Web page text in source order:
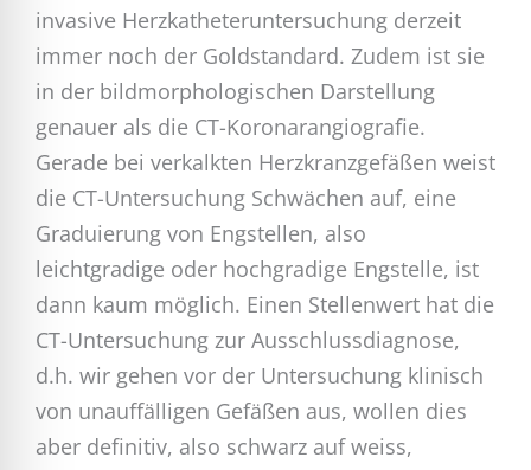
invasive Herzkatheteruntersuchung derzeit
immer noch der Goldstandard. Zudem ist sie
in der bildmorphologischen Darstellung
genauer als die CT-Koronarangiografie.
Gerade bei verkalkten Herzkranzgefäßen weist
die CT-Untersuchung Schwächen auf, eine
Graduierung von Engstellen, also
leichtgradige oder hochgradige Engstelle, ist
dann kaum möglich. Einen Stellenwert hat die
CT-Untersuchung zur Ausschlussdiagnose,
d.h. wir gehen vor der Untersuchung klinisch
von unauffälligen Gefäßen aus, wollen dies
aber definitiv, also schwarz auf weiss,